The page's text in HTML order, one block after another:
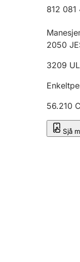
812 081
2050
3209
56.210
Sjå